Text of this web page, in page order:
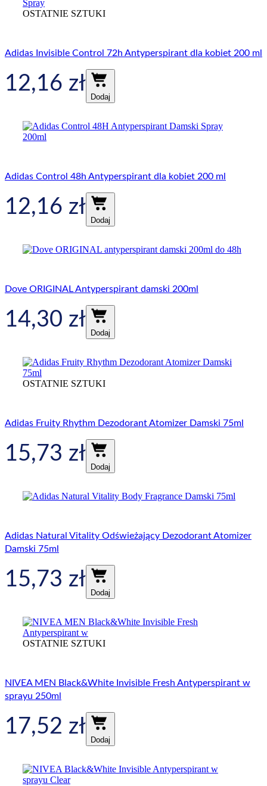
OSTATNIE SZTUKI
Adidas Invisible Control 72h Antyperspirant dla kobiet 200 ml
12,16 zł
Dodaj
Adidas Control 48h Antyperspirant dla kobiet 200 ml
12,16 zł
Dodaj
Dove ORIGINAL Antyperspirant damski 200ml
14,30 zł
Dodaj
OSTATNIE SZTUKI
Adidas Fruity Rhythm Dezodorant Atomizer Damski 75ml
15,73 zł
Dodaj
Adidas Natural Vitality Odświeżający Dezodorant Atomizer
Damski 75ml
15,73 zł
Dodaj
OSTATNIE SZTUKI
NIVEA MEN Black&White Invisible Fresh Antyperspirant w
sprayu 250ml
17,52 zł
Dodaj